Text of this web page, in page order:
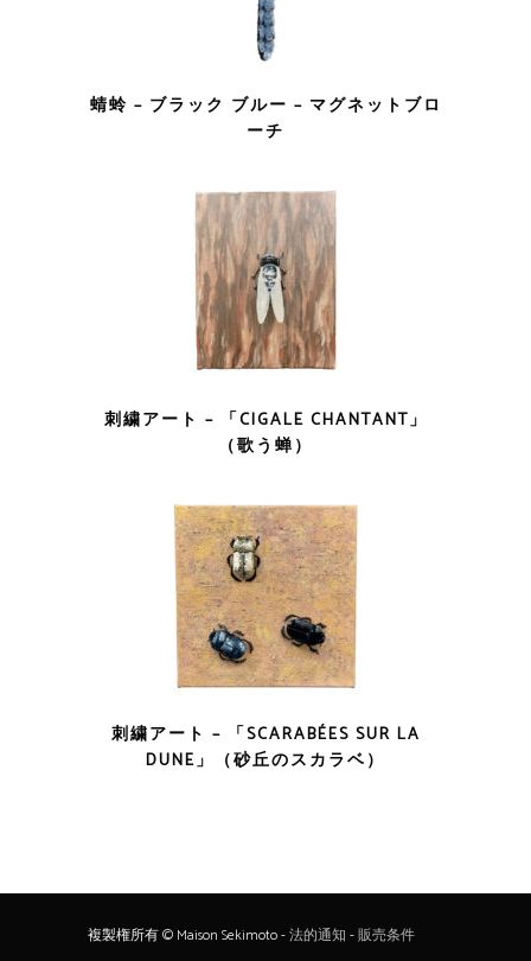
蜻蛉 – ブラック ブルー – マグネットブロ
ーチ
刺繍アート – 「CIGALE CHANTANT」
（歌う蝉）
刺繍アート – 「SCARABÉES SUR LA
DUNE」（砂丘のスカラベ）
複製権所有 © Maison Sekimoto -法的通知 -販売条件